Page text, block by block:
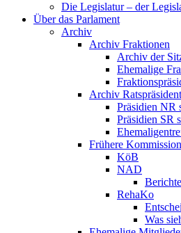
Die Legislatur – der
Über das Parlament
Archiv
Archiv Fraktionen
Archiv der
Ehemalige
Archiv
Präsidien NR
Präsidien SR
Frühere
KöB
NAD
Berichte
RehaKo
Was